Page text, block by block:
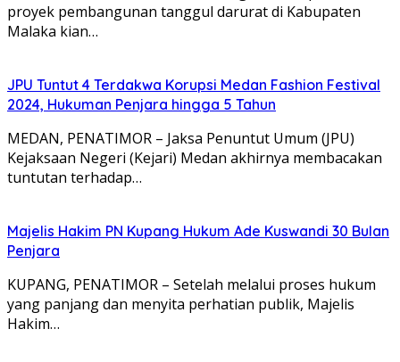
proyek pembangunan tanggul darurat di Kabupaten
Malaka kian…
JPU Tuntut 4 Terdakwa Korupsi Medan Fashion Festival
2024, Hukuman Penjara hingga 5 Tahun
MEDAN, PENATIMOR – Jaksa Penuntut Umum (JPU)
Kejaksaan Negeri (Kejari) Medan akhirnya membacakan
tuntutan terhadap…
Majelis Hakim PN Kupang Hukum Ade Kuswandi 30 Bulan
Penjara
KUPANG, PENATIMOR – Setelah melalui proses hukum
yang panjang dan menyita perhatian publik, Majelis
Hakim…